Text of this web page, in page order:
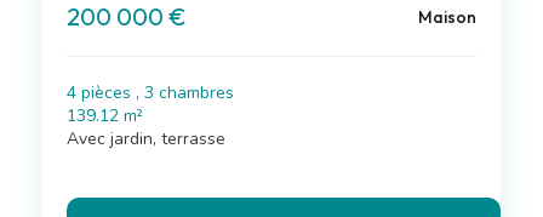
200 000 € Maison
4 pièces , 3 chambres
139.12 m²
Avec jardin, terrasse